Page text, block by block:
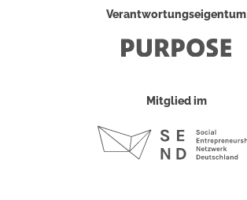
Verantwortungseigentum
Mitglied im